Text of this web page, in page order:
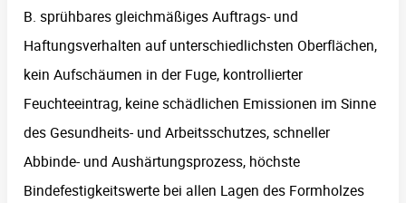
B. sprühbares gleichmäßiges Auftrags- und
Haftungsverhalten auf unterschiedlichsten Oberflächen,
kein Aufschäumen in der Fuge, kontrollierter
Feuchteeintrag, keine schädlichen Emissionen im Sinne
des Gesundheits- und Arbeitsschutzes, schneller
Abbinde- und Aushärtungsprozess, höchste
Bindefestigkeitswerte bei allen Lagen des Formholzes